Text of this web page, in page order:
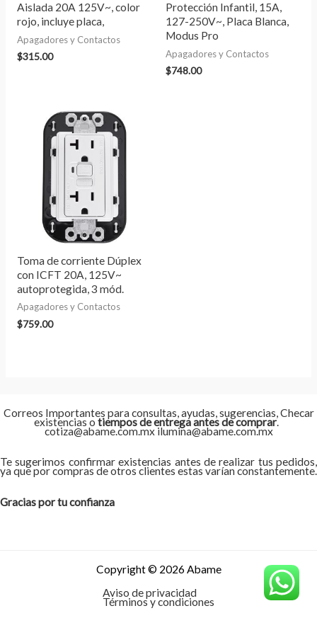
Aislada 20A 125V~, color
rojo, incluye placa,
Apagadores y Contactos
$315.00
Protección Infantil, 15A,
127-250V~, Placa Blanca,
Modus Pro
Apagadores y Contactos
$748.00
Toma de corriente Dúplex
con ICFT 20A, 125V~
autoprotegida, 3 mód.
Apagadores y Contactos
$759.00
Correos Importantes para consultas, ayudas, sugerencias, Checar
existencias o tiempos de entrega antes de comprar.
cotiza@abame.com.mx ilumina@abame.com.mx
Te sugerimos confirmar existencias antes de realizar tus pedidos,
ya que por compras de otros clientes estas varían constantemente.
Gracias por tu confianza
Copyright © 2026 Abame
Aviso de privacidad
Términos y condiciones